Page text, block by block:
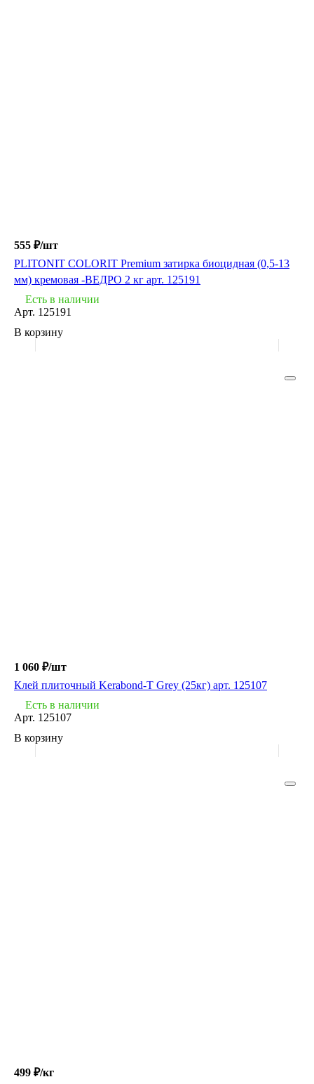
555 ₽/шт
PLITONIT COLORIT Premium затирка биоцидная (0,5-13
мм) кремовая -ВЕДРО 2 кг арт. 125191
Есть в наличии
Арт. 125191
В корзину
1 060 ₽/шт
Клей плиточный Kerabond-T Grey (25кг) арт. 125107
Есть в наличии
Арт. 125107
В корзину
499 ₽/кг